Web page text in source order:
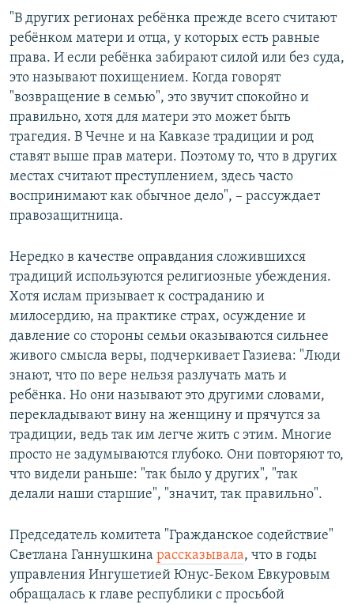
"В других регионах ребёнка прежде всего считают
ребёнком матери и отца, у которых есть равные
права. И если ребёнка забирают силой или без суда,
это называют похищением. Когда говорят
"возвращение в семью", это звучит спокойно и
правильно, хотя для матери это может быть
трагедия. В Чечне и на Кавказе традиции и род
ставят выше прав матери. Поэтому то, что в других
местах считают преступлением, здесь часто
воспринимают как обычное дело", – рассуждает
правозащитница.
Нередко в качестве оправдания сложившихся
традиций используются религиозные убеждения.
Хотя ислам призывает к состраданию и
милосердию, на практике страх, осуждение и
давление со стороны семьи оказываются сильнее
живого смысла веры, подчеркивает Газиева: "Люди
знают, что по вере нельзя разлучать мать и
ребёнка. Но они называют это другими словами,
перекладывают вину на женщину и прячутся за
традиции, ведь так им легче жить с этим. Многие
просто не задумываются глубоко. Они повторяют то,
что видели раньше: "так было у других", "так
делали наши старшие", "значит, так правильно".
Председатель комитета "Гражданское содействие"
Светлана Ганнушкина рассказывала, что в годы
управления Ингушетией Юнус-Беком Евкуровым
обращалась к главе республики с просьбой